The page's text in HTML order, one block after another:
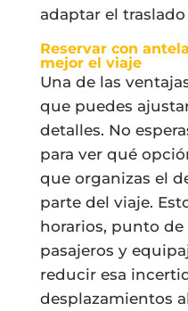
adaptar el
Reservar con
mejor el viaje
Una de las
que puedes
detalles. No
para ver qué
que organizas el
parte del viaje.
horarios, punto
pasajeros y
reducir esa
desplazamientos